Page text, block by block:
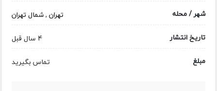
شهر / محله
تهران,شمال تهران
تاریخ انتشار
4 سال قبل
مبلغ
تماس بگیرید